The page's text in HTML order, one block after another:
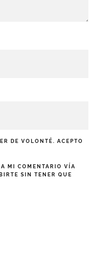
DE VOLONTÉ. ACEPTO
MI COMENTARIO VÍA
SIN TENER QUE